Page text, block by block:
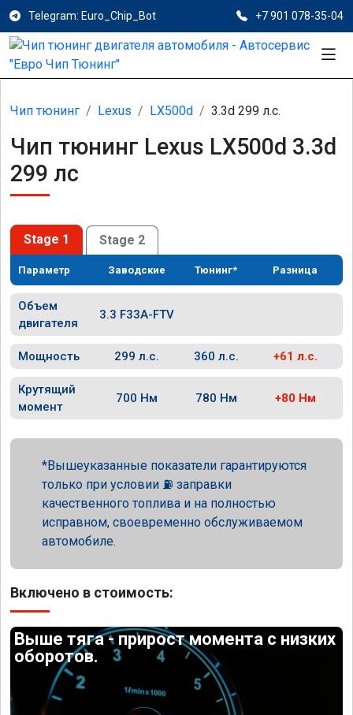
Telegram: Euro_Chip_Bot +7 901 078-35-04
Чип тюнинг Lexus LX500d 3.3d 299 л.с.
Чип тюнинг Lexus LX500d 3.3d
299 лс
Stage 1 Stage 2
Параметр Заводские Тюнинг* Разница
Объем
двигателя
3.3 F33A-FTV
Мощность 299 л.с. 360 л.с. +61 л.с.
Крутящий
момент
700 Нм 780 Нм +80 Нм
Вышеуказанные показатели гарантируются
только при условии ⛽ заправки
качественного топлива и на полностью
исправном, своевременно обслуживаемом
автомобиле.
Включено в стоимость:
Выше тяга - прирост момента с низких
оборотов.